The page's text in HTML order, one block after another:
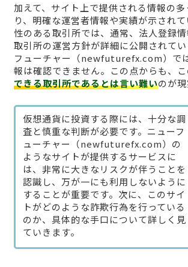
加えて、サイト上で提供される情報の
り、明確な運営者情報や実績が示され
性のある取引所では、通常、法人登録情
取引所の運営方針が詳細に公開されて
フューチャー（newfuturefx.com）で
報は確認できません。この点からも、
できる取引所であるとは言い難いのが現
仮想通貨に投資する際には、十分な調
査と慎重な判断が必要です。ニューフ
ューチャー（newfuturefx.com）の
ようなサイトが提供するサービスに
は、非常に大きなリスクが伴うことを
認識し、万が一にも利用しないように
することが重要です。次に、このサイ
トがどのような詐欺行為を行っている
のか、具体的な手口について詳しく見
ていきます。